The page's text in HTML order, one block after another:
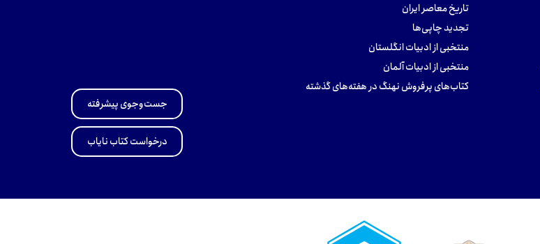
تاریخ معاصر ایران
تجدید چاپی‌ها
منتخبی از ادبیات انگلستان
منتخبی از ادبیات آلمان
کتاب‌های پرفروش نهنگ در هفته‌های گذشته
جست‌وجوی پیشرفته
درخواست کتاب نایاب